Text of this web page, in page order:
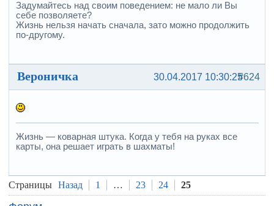
Задумайтесь над своим поведением: не мало ли Вы
себе позволяете?
Жизнь нельзя начать сначала, зато можно продолжить
по-другому.
#624
30.04.2017 10:30:25
Вероничка
Жизнь — коварная штука. Когда у тебя на руках все
карты, она решает играть в шахматы!
Страницы Назад 1 … 23 24 25